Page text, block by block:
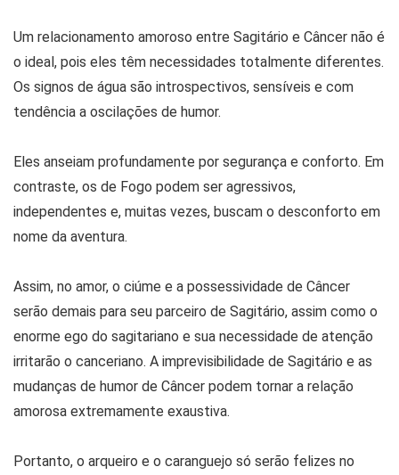
Um relacionamento amoroso entre Sagitário e Câncer não é
o ideal, pois eles têm necessidades totalmente diferentes.
Os signos de água são introspectivos, sensíveis e com
tendência a oscilações de humor.
Eles anseiam profundamente por segurança e conforto. Em
contraste, os de Fogo podem ser agressivos,
independentes e, muitas vezes, buscam o desconforto em
nome da aventura.
Assim, no amor, o ciúme e a possessividade de Câncer
serão demais para seu parceiro de Sagitário, assim como o
enorme ego do sagitariano e sua necessidade de atenção
irritarão o canceriano. A imprevisibilidade de Sagitário e as
mudanças de humor de Câncer podem tornar a relação
amorosa extremamente exaustiva.
Portanto, o arqueiro e o caranguejo só serão felizes no